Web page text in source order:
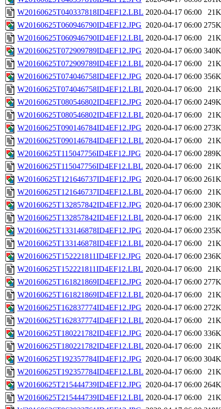
W20160625T040337818ID4EF12.LBL 2020-04-17 06:00
21K
W20160625T060946790ID4EF12.JPG 2020-04-17 06:00 275K
W20160625T060946790ID4EF12.LBL 2020-04-17 06:00
21K
W20160625T072909789ID4EF12.JPG 2020-04-17 06:00 340K
W20160625T072909789ID4EF12.LBL 2020-04-17 06:00
21K
W20160625T074046758ID4EF12.JPG 2020-04-17 06:00 356K
W20160625T074046758ID4EF12.LBL 2020-04-17 06:00
21K
W20160625T080546802ID4EF12.JPG 2020-04-17 06:00 249K
W20160625T080546802ID4EF12.LBL 2020-04-17 06:00
21K
W20160625T090146784ID4EF12.JPG 2020-04-17 06:00 273K
W20160625T090146784ID4EF12.LBL 2020-04-17 06:00
21K
W20160625T115047756ID4EF12.JPG 2020-04-17 06:00 289K
W20160625T115047756ID4EF12.LBL 2020-04-17 06:00
21K
W20160625T121646737ID4EF12.JPG 2020-04-17 06:00 261K
W20160625T121646737ID4EF12.LBL 2020-04-17 06:00
21K
W20160625T132857842ID4EF12.JPG 2020-04-17 06:00 230K
W20160625T132857842ID4EF12.LBL 2020-04-17 06:00
21K
W20160625T133146878ID4EF12.JPG 2020-04-17 06:00 235K
W20160625T133146878ID4EF12.LBL 2020-04-17 06:00
21K
W20160625T152221811ID4EF12.JPG 2020-04-17 06:00 236K
W20160625T152221811ID4EF12.LBL 2020-04-17 06:00
21K
W20160625T161821869ID4EF12.JPG 2020-04-17 06:00 277K
W20160625T161821869ID4EF12.LBL 2020-04-17 06:00
21K
W20160625T162837774ID4EF12.JPG 2020-04-17 06:00 272K
W20160625T162837774ID4EF12.LBL 2020-04-17 06:00
21K
W20160625T180221782ID4EF12.JPG 2020-04-17 06:00 336K
W20160625T180221782ID4EF12.LBL 2020-04-17 06:00
21K
W20160625T192357784ID4EF12.JPG 2020-04-17 06:00 304K
W20160625T192357784ID4EF12.LBL 2020-04-17 06:00
21K
W20160625T215444739ID4EF12.JPG 2020-04-17 06:00 264K
W20160625T215444739ID4EF12.LBL 2020-04-17 06:00
21K